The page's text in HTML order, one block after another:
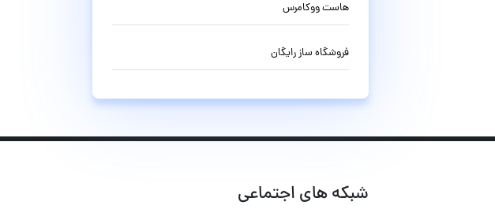
هاست ووکامرس
فروشگاه ساز رایگان
شبکه های اجتماعی